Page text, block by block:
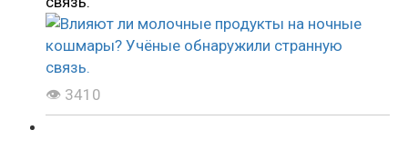
👁 3410